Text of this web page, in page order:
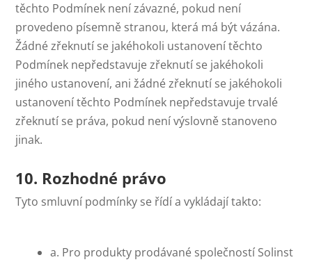
těchto Podmínek není závazné, pokud není
provedeno písemně stranou, která má být vázána.
Žádné zřeknutí se jakéhokoli ustanovení těchto
Podmínek nepředstavuje zřeknutí se jakéhokoli
jiného ustanovení, ani žádné zřeknutí se jakéhokoli
ustanovení těchto Podmínek nepředstavuje trvalé
zřeknutí se práva, pokud není výslovně stanoveno
jinak.
10. Rozhodné právo
Tyto smluvní podmínky se řídí a vykládají takto:
a. Pro produkty prodávané společností Solinst